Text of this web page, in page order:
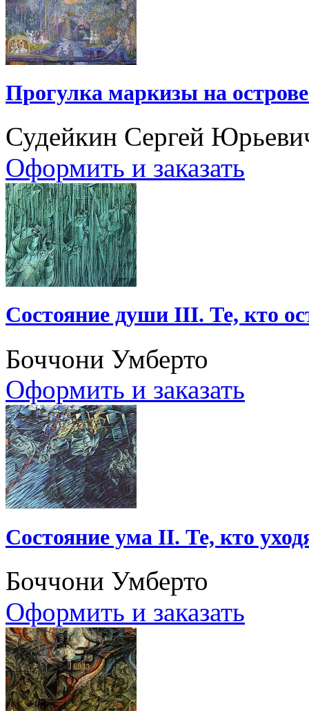
Прогулка маркизы на
Судейкин Сергей
Оформить и заказать
Состояние души III. Те, кто
Боччони Умберто
Оформить и заказать
Состояние ума II. Те, кто
Боччони Умберто
Оформить и заказать